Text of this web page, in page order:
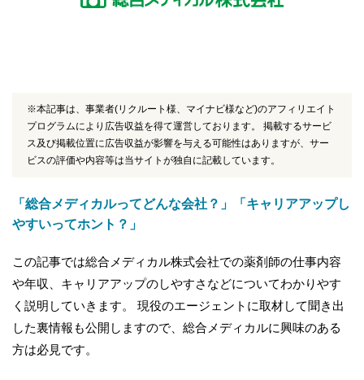
※本記事は、事業者(リクルート様、マイナビ様など)のアフィリエイト
プログラムにより広告収益を得て運営しております。 掲載するサービ
ス及び掲載位置に広告収益が影響を与える可能性はありますが、サー
ビスの評価や内容等は当サイトが独自に記載しています。
「総合メディカルってどんな会社？」「キャリアアップし
やすいってホント？」
この記事では総合メディカル株式会社での薬剤師の仕事内容
や年収、キャリアアップのしやすさなどについてわかりやす
く説明していきます。 現役のエージェントに取材して聞き出
した裏情報も公開しますので、総合メディカルに興味のある
方は必見です。